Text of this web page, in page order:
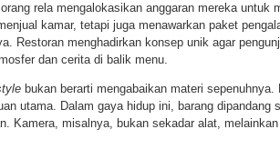
rela mengalokasikan anggaran mereka untuk
kamar, tetapi juga menawarkan paket
Restoran menghadirkan konsep unik agar
dan cerita di balik menu.
bukan berarti mengabaikan materi
utama. Dalam gaya hidup ini, barang dipandang
Kamera, misalnya, bukan sekadar alat,